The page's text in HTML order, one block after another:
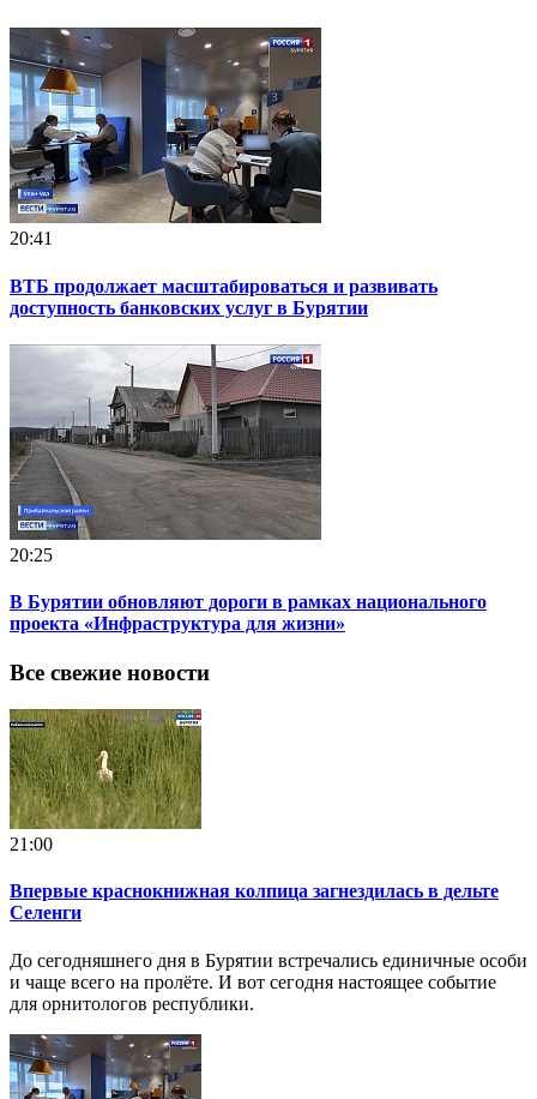
20:41
ВТБ продолжает масштабироваться и развивать
доступность банковских услуг в Бурятии
20:25
В Бурятии обновляют дороги в рамках национального
проекта «Инфраструктура для жизни»
Все свежие новости
21:00
Впервые краснокнижная колпица загнездилась в дельте
Селенги
До сегодняшнего дня в Бурятии встречались единичные особи
и чаще всего на пролёте. И вот сегодня настоящее событие
для орнитологов республики.